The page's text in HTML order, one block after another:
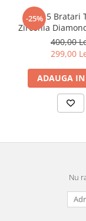
-25%
Set 5 Bratari
Zirconia
19.5 CM
400,00
299,00
ADAUGA IN
Nu